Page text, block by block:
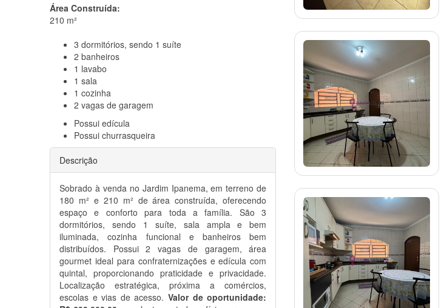
Área Construída:
210 m²
3 dormitórios, sendo 1 suíte
2 banheiros
1 lavabo
1 sala
1 cozinha
2 vagas de garagem
Possui edícula
Possui churrasqueira
Descrição
Sobrado à venda no Jardim Ipanema, em terreno de
180 m² e 210 m² de área construída, oferecendo
espaço e conforto para toda a família. São 3
dormitórios, sendo 1 suíte, sala ampla e bem
iluminada, cozinha funcional e banheiros bem
distribuídos. Possui 2 vagas de garagem, área
gourmet ideal para confraternizações e edícula com
quintal, proporcionando praticidade e privacidade.
Localização estratégica, próxima a comércios,
escolas e vias de acesso.Valor de oportunidade: